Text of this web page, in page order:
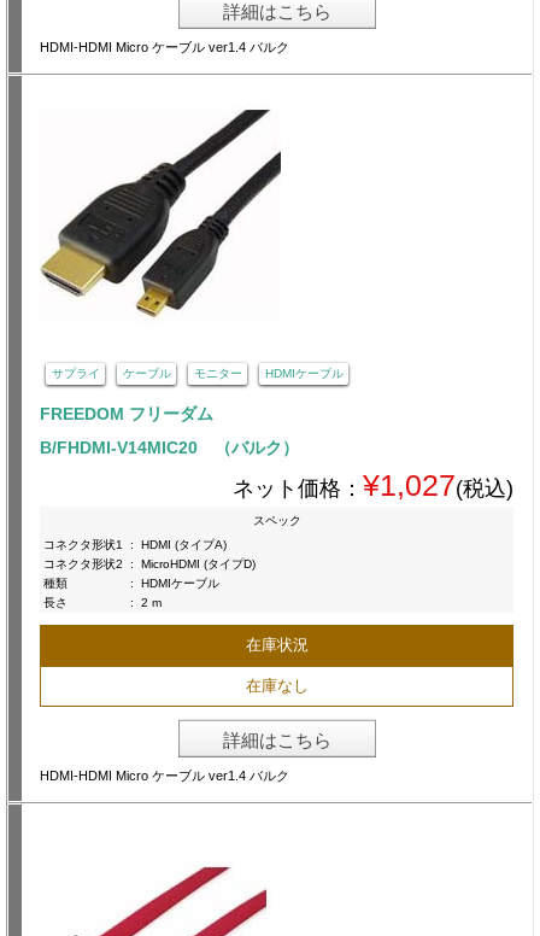
詳細はこちら
HDMI-HDMI Micro ケーブル ver1.4 バルク
サプライ ケーブル モニター HDMIケーブル
FREEDOM フリーダム
B/FHDMI-V14MIC20 （バルク）
ネット価格： ¥1,027(税込)
スペック
コネクタ形状1
:
HDMI (タイプA)
コネクタ形状2
:
MicroHDMI (タイプD)
種類
:
HDMIケーブル
長さ
: 2 m
在庫状況
在庫なし
詳細はこちら
HDMI-HDMI Micro ケーブル ver1.4 バルク